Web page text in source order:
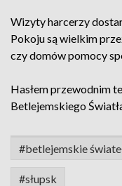
Wizyty harcerzy
Pokoju są wielkim
czy domów pomocy
Hasłem przewodnim
Betlejemskiego
#betlejemskie
#słupsk